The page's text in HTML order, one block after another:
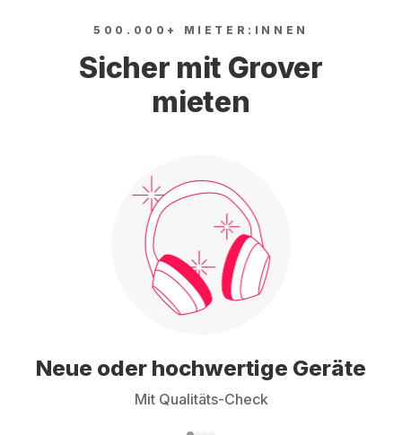
500.000+ MIETER:INNEN
Sicher mit Grover
mieten
Neue oder hochwertige Geräte
Mit Qualitäts-Check